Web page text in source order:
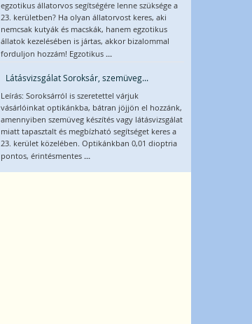
egzotikus állatorvos segítségére lenne szüksége a
23. kerületben? Ha olyan állatorvost keres, aki
nemcsak kutyák és macskák, hanem egzotikus
állatok kezelésében is jártas, akkor bizalommal
forduljon hozzám! Egzotikus ...
Látásvizsgálat Soroksár, szemüveg...
Leírás: Soroksárról is szeretettel várjuk
vásárlóinkat optikánkba, bátran jöjjön el hozzánk,
amennyiben szemüveg készítés vagy látásvizsgálat
miatt tapasztalt és megbízható segítséget keres a
23. kerület közelében. Optikánkban 0,01 dioptria
pontos, érintésmentes ...